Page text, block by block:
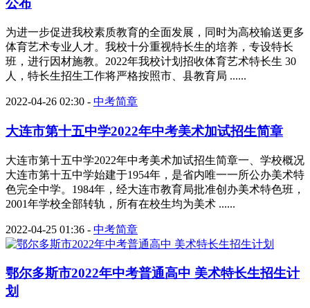
公布
为进一步促进我校素质教育的全面发展，同时为高校输送更多
体育艺术专业人才。我校十分重视特长生的培养，专设特长
班，进行因材施教。2022年我校计划招收体育艺术特长生 30
人，特长生招生工作将严格按照市、县教育局 ......
2022-04-26 02:30 - 中考简章
大连市第十五中学2022年中考美术加试招生简章
大连市第十五中学2022年中考美术加试招生简章一、学校概况
大连市第十五中学始建于1954年，是省内唯一一所公办美术特
色完全中学。1984年，经大连市教育局批准创办美术特色班，
2001年学校全部转轨，所有在校生均为美术 ......
2022-04-25 01:36 - 中考简章
鄂尔多斯市2022年中考普通高中 美术特长生招生计
划